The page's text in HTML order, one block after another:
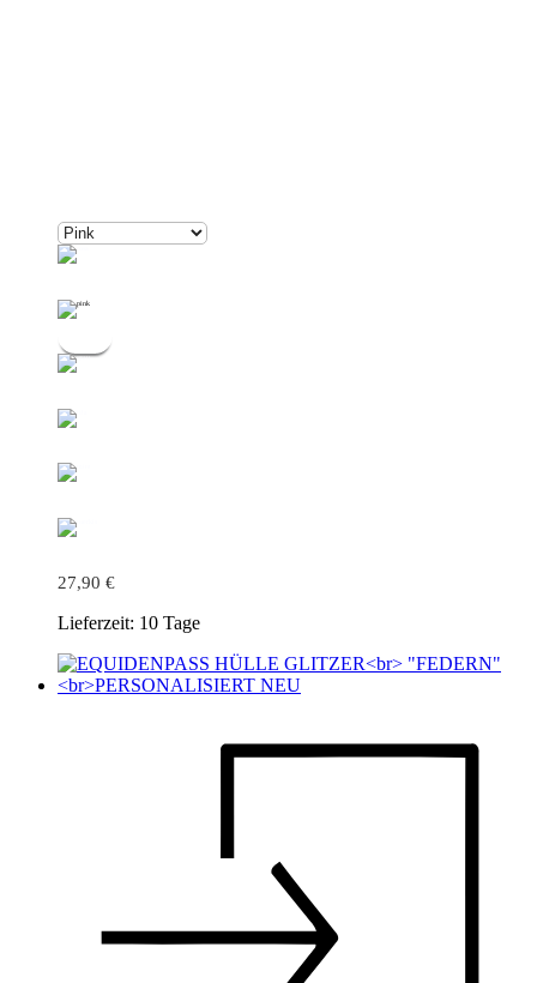
27,90 €
Lieferzeit: 10 Tage